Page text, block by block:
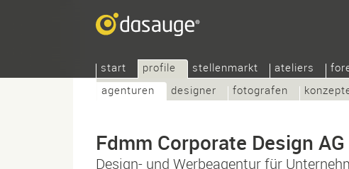
start
profile
agenturen
designer fotografen
stellenmarkt ateliers
Fdmm Corporate Design AG
Design- und Werbeagentur für